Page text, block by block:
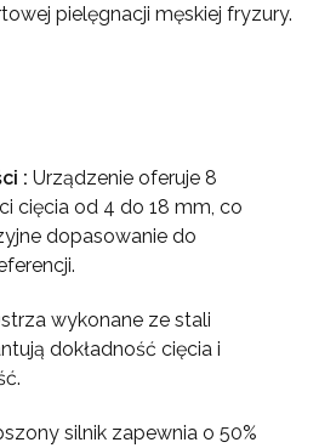
pielęgnacji męskiej fryzury.
: Urządzenie oferuje 8
cięcia od 4 do 18 mm, co
dopasowanie do
wykonane ze stali
dokładność cięcia i
silnik zapewnia o 50%